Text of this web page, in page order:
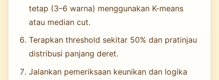
tetap (3–6 warna) menggunakan K-means
atau median cut.
Terapkan threshold sekitar 50% dan pratinjau
distribusi panjang deret.
Jalankan pemeriksaan keunikan dan logika